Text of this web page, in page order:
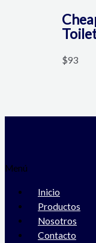
$93
Menú
Inicio
Productos
Nosotros
Contacto